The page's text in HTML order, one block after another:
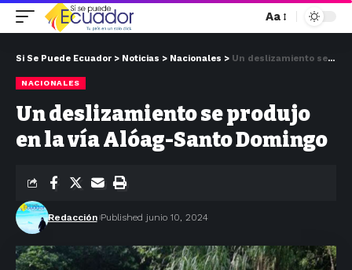
Aa
Si Se Puede Ecuador > Noticias > Nacionales > Un deslizamiento se produjo en la vía Alóag-Santo Domingo
NACIONALES
Un deslizamiento se produjo
en la vía Alóag-Santo Domingo
Redacción Published junio 10, 2024